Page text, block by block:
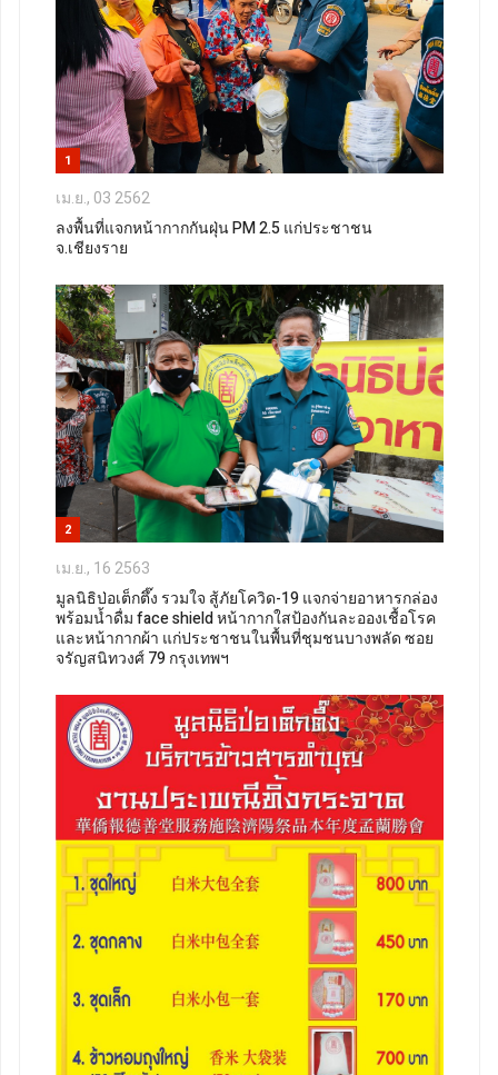
1
เม.ย., 03 2562
ลงพื้นที่แจกหน้ากากกันฝุ่น PM 2.5 แก่ประชาชน
จ.เชียงราย
2
เม.ย., 16 2563
มูลนิธิป่อเต็กตึ๊ง รวมใจ สู้ภัยโควิด-19 แจกจ่ายอาหารกล่อง
พร้อมน้ำดื่ม face shield หน้ากากใสป้องกันละอองเชื้อโรค
และหน้ากากผ้า แก่ประชาชนในพื้นที่ชุมชนบางพลัด ซอย
จรัญสนิทวงศ์ 79 กรุงเทพฯ